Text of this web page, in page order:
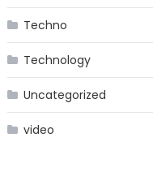
Techno
Technology
Uncategorized
video